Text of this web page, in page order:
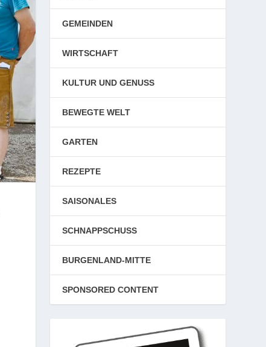
GEMEINDEN
WIRTSCHAFT
KULTUR UND GENUSS
BEWEGTE WELT
GARTEN
REZEPTE
SAISONALES
SCHNAPPSCHUSS
BURGENLAND-MITTE
SPONSORED CONTENT